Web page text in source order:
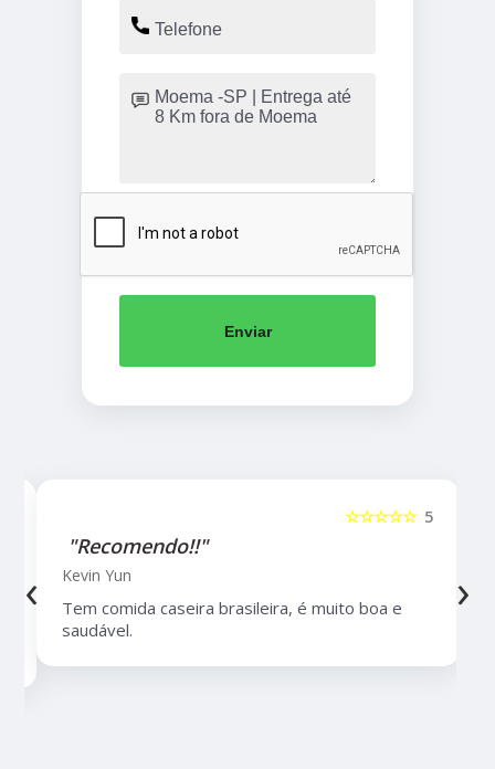
Enviar
5
☆☆☆☆☆
"Recomendo!!"
Kevin Yun
Tem comida caseira brasileira, é muito boa e
saudável.
‹ ›